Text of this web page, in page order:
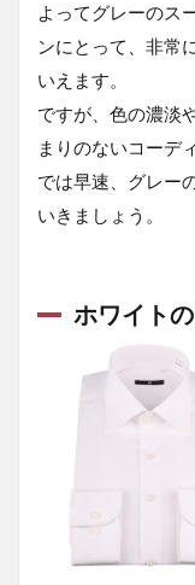
よってグレーのス
ンにとって、非常
いえます。
ですが、色の濃淡
まりのないコーデ
では早速、グレー
いきましょう。
ホワイト